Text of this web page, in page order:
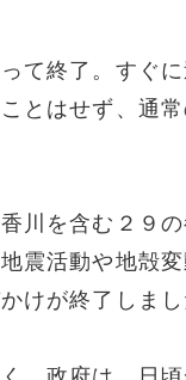
て終了。すぐ
とはせず、通
川を含む２９
震活動や地殻
けが終了しまし